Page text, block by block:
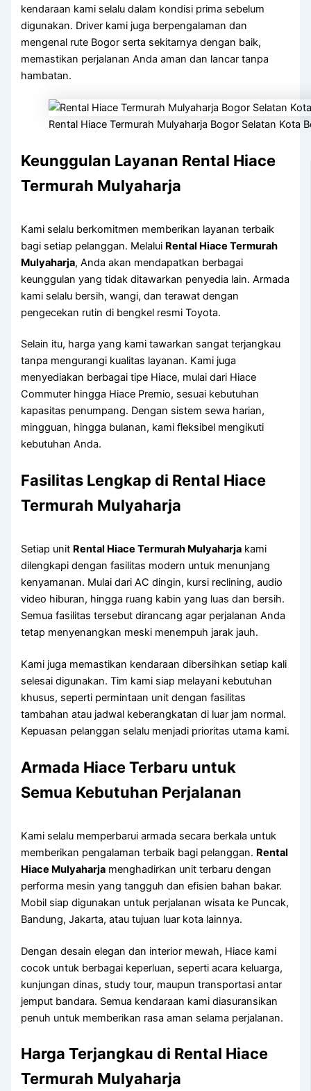
kendaraan kami selalu dalam kondisi prima sebelum
digunakan. Driver kami juga berpengalaman dan
mengenal rute Bogor serta sekitarnya dengan baik,
memastikan perjalanan Anda aman dan lancar tanpa
hambatan.
Rental Hiace Termurah Mulyaharja Bogor Selatan Kota
Keunggulan Layanan Rental Hiace
Termurah Mulyaharja
Kami selalu berkomitmen memberikan layanan terbaik
bagi setiap pelanggan. Melalui Rental Hiace Termurah
Mulyaharja, Anda akan mendapatkan berbagai
keunggulan yang tidak ditawarkan penyedia lain. Armada
kami selalu bersih, wangi, dan terawat dengan
pengecekan rutin di bengkel resmi Toyota.
Selain itu, harga yang kami tawarkan sangat terjangkau
tanpa mengurangi kualitas layanan. Kami juga
menyediakan berbagai tipe Hiace, mulai dari Hiace
Commuter hingga Hiace Premio, sesuai kebutuhan
kapasitas penumpang. Dengan sistem sewa harian,
mingguan, hingga bulanan, kami fleksibel mengikuti
kebutuhan Anda.
Fasilitas Lengkap di Rental Hiace
Termurah Mulyaharja
Setiap unit Rental Hiace Termurah Mulyaharja kami
dilengkapi dengan fasilitas modern untuk menunjang
kenyamanan. Mulai dari AC dingin, kursi reclining, audio
video hiburan, hingga ruang kabin yang luas dan bersih.
Semua fasilitas tersebut dirancang agar perjalanan Anda
tetap menyenangkan meski menempuh jarak jauh.
Kami juga memastikan kendaraan dibersihkan setiap kali
selesai digunakan. Tim kami siap melayani kebutuhan
khusus, seperti permintaan unit dengan fasilitas
tambahan atau jadwal keberangkatan di luar jam normal.
Kepuasan pelanggan selalu menjadi prioritas utama kami.
Armada Hiace Terbaru untuk
Semua Kebutuhan Perjalanan
Kami selalu memperbarui armada secara berkala untuk
memberikan pengalaman terbaik bagi pelanggan. Rental
Hiace Mulyaharja menghadirkan unit terbaru dengan
performa mesin yang tangguh dan efisien bahan bakar.
Mobil siap digunakan untuk perjalanan wisata ke Puncak,
Bandung, Jakarta, atau tujuan luar kota lainnya.
Dengan desain elegan dan interior mewah, Hiace kami
cocok untuk berbagai keperluan, seperti acara keluarga,
kunjungan dinas, study tour, maupun transportasi antar
jemput bandara. Semua kendaraan kami diasuransikan
penuh untuk memberikan rasa aman selama perjalanan.
Harga Terjangkau di Rental Hiace
Termurah Mulyaharja